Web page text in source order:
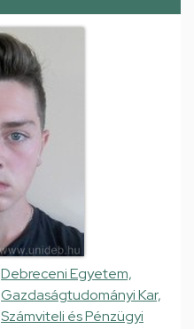
Debreceni Egyetem,
Gazdaságtudományi Kar,
Számviteli és Pénzügyi